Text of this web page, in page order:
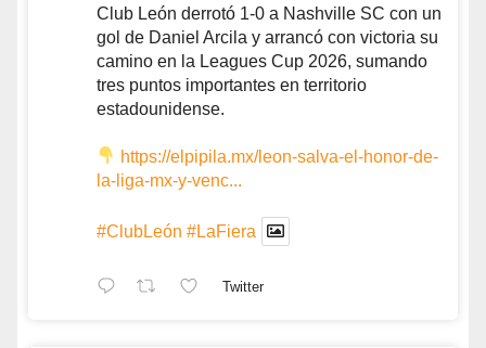
Club León derrotó 1-0 a Nashville SC con un
gol de Daniel Arcila y arrancó con victoria su
camino en la Leagues Cup 2026, sumando
tres puntos importantes en territorio
estadounidense.
https://elpipila.mx/leon-salva-el-honor-de-
la-liga-mx-y-venc...
#ClubLeón #LaFiera
Twitter